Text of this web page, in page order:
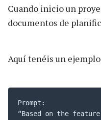
Cuando inicio un
documentos de
Aquí tenéis un
Prompt:
“Based on the